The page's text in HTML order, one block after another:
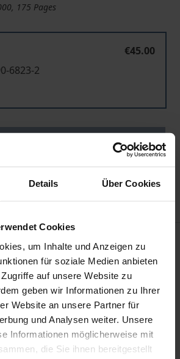
Details Über Cookies
Cookies
um Inhalte und Anzeigen zu
für soziale Medien anbieten
auf unsere Website zu
geben wir Informationen zu Ihrer
Website an unsere Partner für
und Analysen weiter. Unsere
Informationen möglicherweise mit
die Sie ihnen bereitgestellt
175 Pages
€45.00
6823-2
diskutiert wird das 1994 mit
neugefaßte
gemäß §§ 417 ff. StPO. In
Sicherung hat der
mit der Vorschrift des § 127 b Abs.